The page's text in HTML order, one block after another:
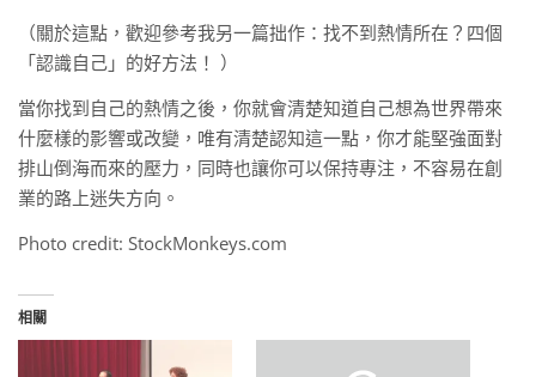
（關於這點，歡迎參考我另一篇拙作：找不到熱情所在？四個
「認識自己」的好方法！ ）
當你找到自己的熱情之後，你就會清楚知道自己想為世界帶來
什麼樣的影響或改變，唯有清楚認知這一點，你才能堅強面對
排山倒海而來的壓力，同時也讓你可以保持專注，不容易在創
業的路上迷失方向。
Photo credit: StockMonkeys.com
相關